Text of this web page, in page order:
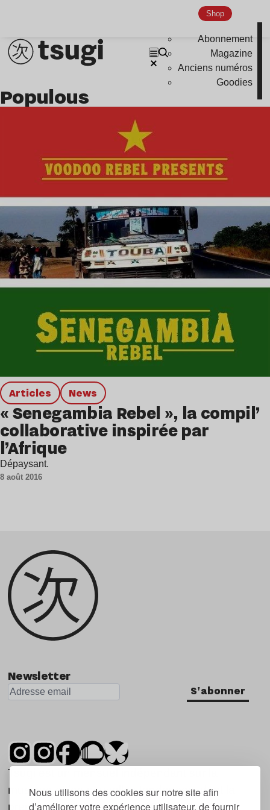
Nous utilisons des cookies sur notre site afin
d’améliorer votre expérience utilisateur, de fournir
Shop
Abonnement
Magazine
Anciens numéros
Goodies
Populous
Articles news
« Senegambia Rebel », la compil’
collaborative inspirée par
l’Afrique
Dépaysant.
8 août 2016
Newsletter
S'abonner
Tsugi est un mensuel indépendant sur la
musique et les nouvelles tendances, dont la
première parution date de 2007.